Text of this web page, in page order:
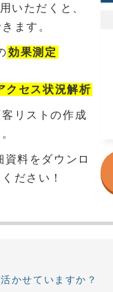
いただくと、
ます。
効果測定
クセス状況解析
リストの作成
料をダウンロ
ださい！
かせていますか？